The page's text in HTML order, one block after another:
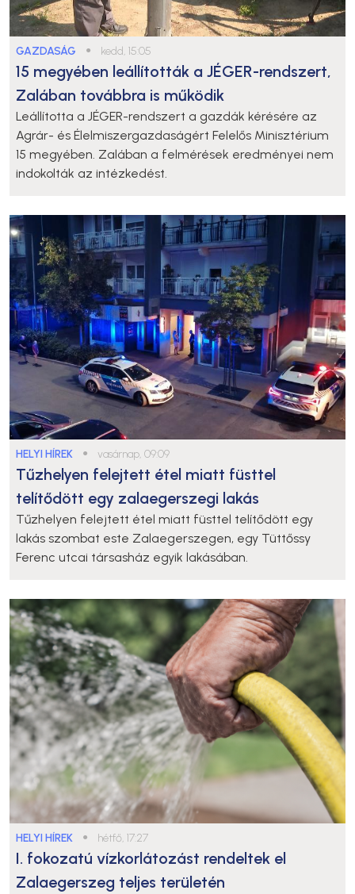
GAZDASÁG ● kedd, 15:05
15 megyében leállították a JÉGER-rendszert,
Zalában továbbra is működik
Leállította a JÉGER-rendszert a gazdák kérésére az
Agrár- és Élelmiszergazdaságért Felelős Minisztérium
15 megyében. Zalában a felmérések eredményei nem
indokolták az intézkedést.
HELYI HÍREK ● vasárnap, 09:09
Tűzhelyen felejtett étel miatt füsttel
telítődött egy zalaegerszegi lakás
Tűzhelyen felejtett étel miatt füsttel telítődött egy
lakás szombat este Zalaegerszegen, egy Tüttőssy
Ferenc utcai társasház egyik lakásában.
HELYI HÍREK ● hétfő, 17:27
I. fokozatú vízkorlátozást rendeltek el
Zalaegerszeg teljes területén